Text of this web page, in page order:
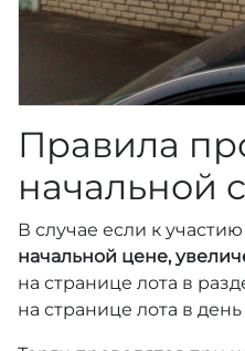
Правила
начальной
В случае если к
начальной цене,
на странице лота в
на странице лота в день